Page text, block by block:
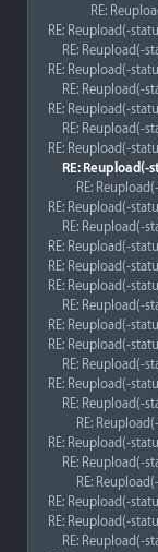
RE:
RE: Reupload(-
RE: Reupload(-
RE: Reupload(-
RE: Reupload(-
RE: Reupload(-
RE: Reupload(-
RE: Reupload(-
RE: Reupload(-
RE:
RE: Reupload(-
RE: Reupload(-
RE: Reupload(-
RE: Reupload(-
RE: Reupload(-
RE: Reupload(-
RE: Reupload(-
RE: Reupload(-
RE: Reupload(-
RE: Reupload(-
RE: Reupload(-
RE:
RE: Reupload(-
RE: Reupload(-
RE:
RE: Reupload(-
RE: Reupload(-
RE: Reupload(-